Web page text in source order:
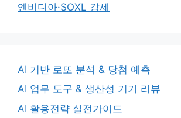
엔비디아·SOXL 강세
AI 기반 로또 분석 & 당첨 예측
AI 업무 도구 & 생산성 기기 리뷰
AI 활용전략 실전가이드